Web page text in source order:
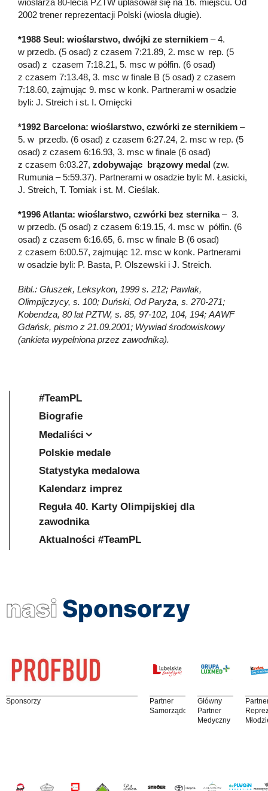
2002 trener reprezentacji Polski (wiosła długie).
*1988 Seul: wioślarstwo, dwójki ze sternikiem – 4.
w przedb. (5 osad) z czasem 7:21.89, 2. msc w rep. (5
osad) z czasem 7:18.21, 5. msc w półfin. (6 osad)
z czasem 7:13.48, 3. msc w finale B (5 osad) z czasem
7:18.60, zajmując 9. msc w konk. Partnerami w osadzie
byli: J. Streich i st. I. Omięcki
*1992 Barcelona: wioślarstwo, czwórki ze sternikiem –
5. w przedb. (6 osad) z czasem 6:27.24, 2. msc w rep. (5
osad) z czasem 6:16.93, 3. msc w finale (6 osad)
z czasem 6:03.27, zdobywając brązowy medal (zw.
Rumunia – 5:59.37). Partnerami w osadzie byli: M. Łasicki,
J. Streich, T. Tomiak i st. M. Cieślak.
*1996 Atlanta: wioślarstwo, czwórki bez sternika– 3.
w przedb. (5 osad) z czasem 6:19.15, 4. msc w półfin. (6
osad) z czasem 6:16.65, 6. msc w finale B (6 osad)
z czasem 6:00.57, zajmując 12. msc w konk. Partnerami
w osadzie byli: P. Basta, P. Olszewski i J. Streich.
Bibl.: Głuszek, Leksykon, 1999 s. 212; Pawlak,
Olimpijczycy, s. 100; Duński, Od Paryża, s. 270-271;
Kobendza, 80 lat PZTW, s. 85, 97-102, 104, 194; AAWF
Gdańsk, pismo z 21.09.2001; Wywiad środowiskowy
(ankieta wypełniona przez zawodnika).
#TeamPL
Biografie
Medaliści
Polskie medale
Statystyka medalowa
Kalendarz imprez
Reguła 40. Karty Olimpijskiej dla
zawodnika
Aktualności #TeamPL
nasi Sponsorzy
Sponsorzy
Partner
Samorządowy
Główny
Partner
Medyczny